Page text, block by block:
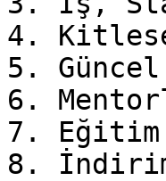
4.
5.
6.
7. Eğitim
8.